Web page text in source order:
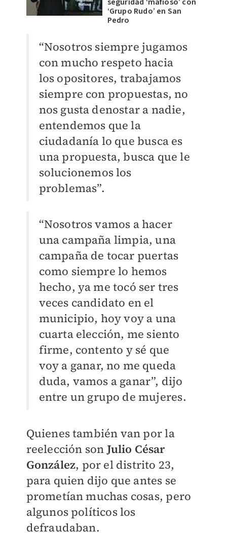
‘Grupo Rudo’ en San
Pedro
“Nosotros siempre jugamos
con mucho respeto hacia
los opositores, trabajamos
siempre con propuestas, no
nos gusta denostar a nadie,
entendemos que la
ciudadanía lo que busca es
una propuesta, busca que le
solucionemos los
problemas”.
“Nosotros vamos a hacer
una campaña limpia, una
campaña de tocar puertas
como siempre lo hemos
hecho, ya me tocó ser tres
veces candidato en el
municipio, hoy voy a una
cuarta elección, me siento
firme, contento y sé que
voy a ganar, no me queda
duda, vamos a ganar”, dijo
entre un grupo de mujeres.
Quienes también van por la
reelección son Julio César
González, por el distrito 23,
para quien dijo que antes se
prometían muchas cosas, pero
algunos políticos los
defraudaban.